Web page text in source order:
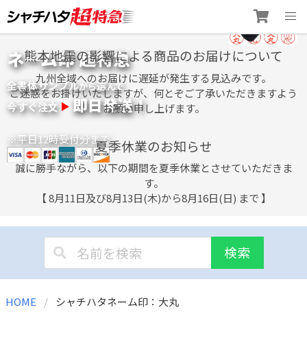
to
content
ネーム印 超特急
全書体サンプルから選んで
今すぐ注文 即日発送！
※平日12時受付分まで
熊本地震の影響による商品のお届けについて
九州全域へのお届けに遅延が発生する見込みです。
ご迷惑をお掛けいたしますが、何とぞご了承いただきますよう
お願い申し上げます。
夏季休業のお知らせ
誠に勝手ながら、以下の期間を夏季休業とさせていただきま
す。
【 8月11日及び8月13日(木)から8月16日(日) まで 】
検索
HOME シャチハタネーム印：大丸